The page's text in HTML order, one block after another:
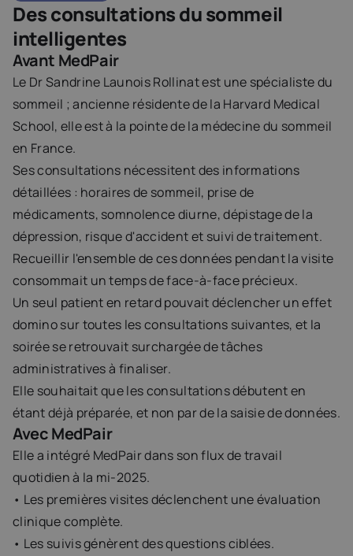
Des consultations du sommeil
intelligentes
Avant MedPair
Le Dr Sandrine Launois Rollinat est une spécialiste du
sommeil ; ancienne résidente de la Harvard Medical
School, elle est à la pointe de la médecine du sommeil
en France.
Ses consultations nécessitent des informations
détaillées : horaires de sommeil, prise de
médicaments, somnolence diurne, dépistage de la
dépression, risque d'accident et suivi de traitement.
Recueillir l'ensemble de ces données pendant la visite
consommait un temps de face-à-face précieux.
Un seul patient en retard pouvait déclencher un effet
domino sur toutes les consultations suivantes, et la
soirée se retrouvait surchargée de tâches
administratives à finaliser.
Elle souhaitait que les consultations débutent en
étant déjà préparée, et non par de la saisie de données.
Avec MedPair
Elle a intégré MedPair dans son flux de travail
quotidien à la mi-2025.
• Les premières visites déclenchent une évaluation
clinique complète.
• Les suivis génèrent des questions ciblées.